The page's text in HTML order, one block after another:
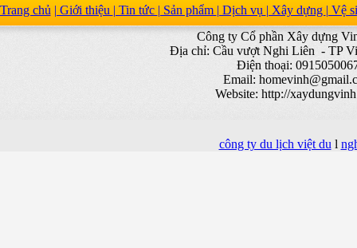
Trang chủ | Giới thiệu | Tin tức | Sản phẩm | Dịch vụ | Xây dựng | Vệ
Công ty Cổ phần Xây dựng
Địa chỉ: Cầu vượt Nghi Liên - TP
Điện thoại:
Email:
Website: http://
công ty du lịch việt du l